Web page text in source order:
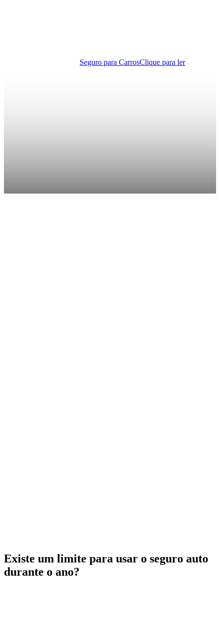
Seguro para CarrosClique para ler
Existe um limite para usar o seguro auto
durante o ano?